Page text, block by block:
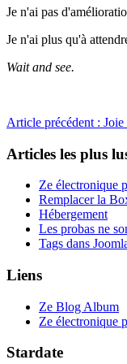
Je n'ai pas
Je n'ai plus qu'à
Wait and see.
Article précédent :
Articles les plus
Ze électronique
Remplacer la
Hébergement
Les probas ne
Tags dans
Liens
Ze Blog Album
Ze électronique
Stardate